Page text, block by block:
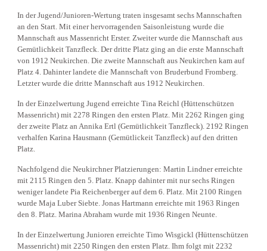
In der Jugend/Junioren-Wertung traten insgesamt sechs Mannschaften
an den Start. Mit einer hervorragenden Saisonleistung wurde die
Mannschaft aus Massenricht Erster. Zweiter wurde die Mannschaft aus
Gemütlichkeit Tanzfleck. Der dritte Platz ging an die erste Mannschaft
von 1912 Neukirchen. Die zweite Mannschaft aus Neukirchen kam auf
Platz 4. Dahinter landete die Mannschaft von Bruderbund Fromberg.
Letzter wurde die dritte Mannschaft aus 1912 Neukirchen.
In der Einzelwertung Jugend erreichte Tina Reichl (Hüttenschützen
Massenricht) mit 2278 Ringen den ersten Platz. Mit 2262 Ringen ging
der zweite Platz an Annika Ertl (Gemütlichkeit Tanzfleck). 2192 Ringen
verhalfen Karina Hausmann (Gemütlickeit Tanzfleck) auf den dritten
Platz.
Nachfolgend die Neukirchner Platzierungen: Martin Lindner erreichte
mit 2115 Ringen den 5. Platz. Knapp dahinter mit nur sechs Ringen
weniger landete Pia Reichenberger auf dem 6. Platz. Mit 2100 Ringen
wurde Maja Luber Siebte. Jonas Hartmann erreichte mit 1963 Ringen
den 8. Platz. Marina Abraham wurde mit 1936 Ringen Neunte.
In der Einzelwertung Junioren erreichte Timo Wisgickl (Hüttenschützen
Massenricht) mit 2250 Ringen den ersten Platz. Ihm folgt mit 2232